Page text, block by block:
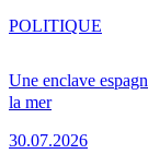
Une enclave
la mer
30.07.2026
POLITIQUE